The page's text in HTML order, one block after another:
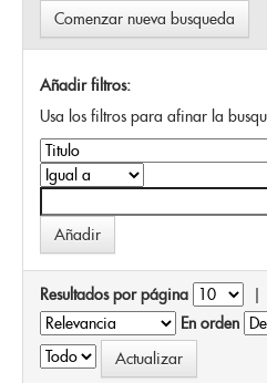
Comenzar nueva busqueda
Añadir filtros:
Usa los filtros para afinar la
Resultados por página |
En orden